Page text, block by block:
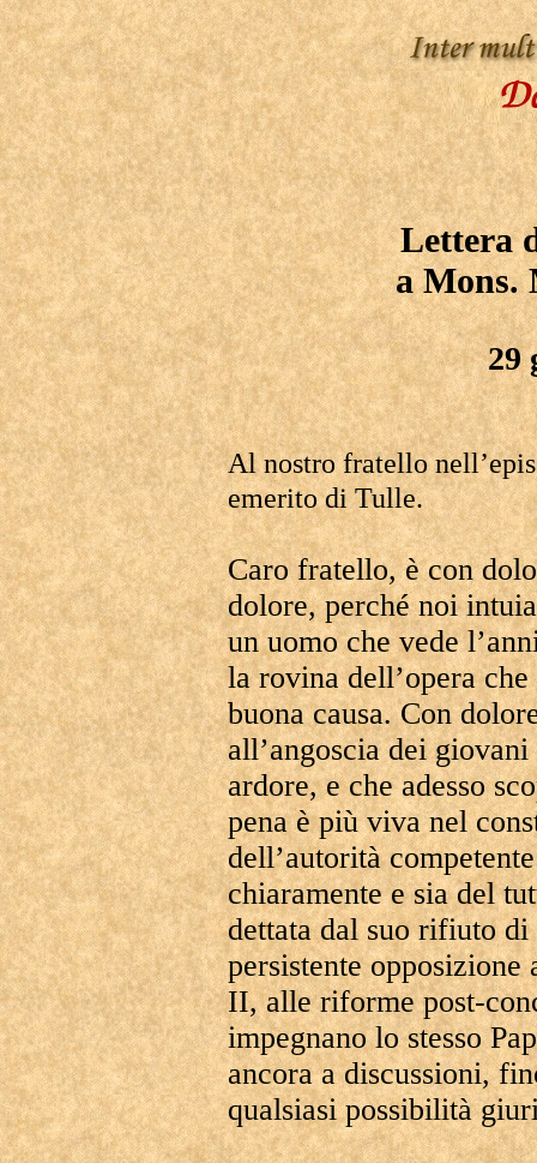
Lettera
aMons.
29
Al nostro fratello
emerito di Tulle.
Caro fratello, è con
dolore, perché noi
un uomo che vede
la rovina dell’opera
buona causa. Con
all’angoscia dei
ardore, e che adesso
pena è più viva nel
dell’autorità
chiaramente e sia del
dettata dal suo rifiuto
persistente
II, alle riforme post-
impegnano lo stesso
ancora a discussioni,
qualsiasi possibilità